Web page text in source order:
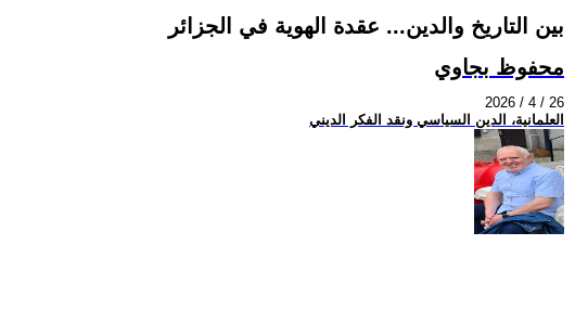
بين التاريخ والدين... عقدة الهوية في الجزائر
محفوظ بجاوي
2026 / 4 / 26
العلمانية، الدين السياسي ونقد الفكر الديني